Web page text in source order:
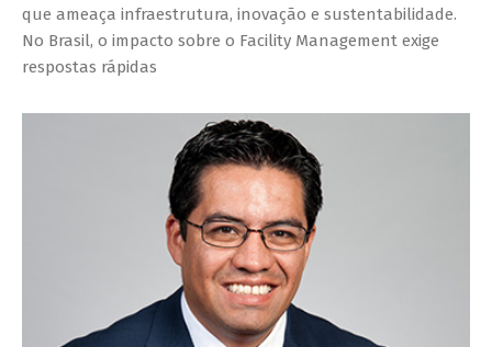
que ameaça infraestrutura, inovação e sustentabilidade.
No Brasil, o impacto sobre o Facility Management exige
respostas rápidas